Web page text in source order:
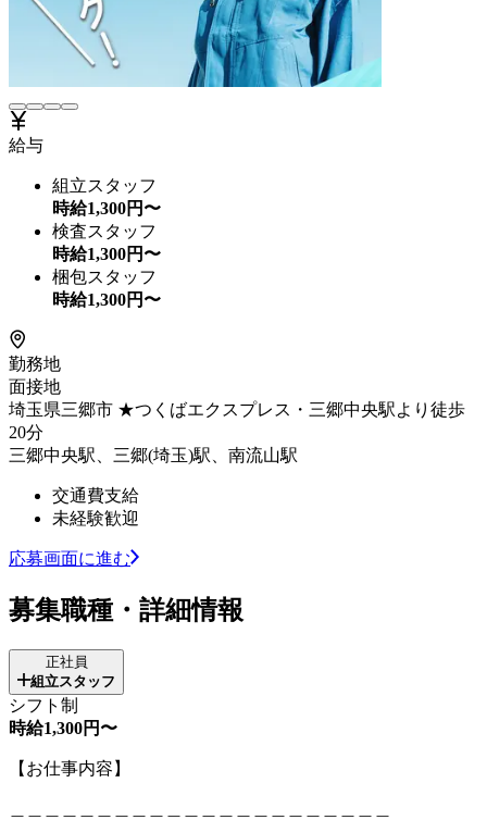
給与
組立スタッフ
時給1,300円〜
検査スタッフ
時給1,300円〜
梱包スタッフ
時給1,300円〜
勤務地
面接地
埼玉県三郷市 ★つくばエクスプレス・三郷中央駅より徒歩
20分
三郷中央駅、三郷(埼玉)駅、南流山駅
交通費支給
未経験歓迎
応募画面に進む
募集職種・詳細情報
正社員
組立スタッフ
シフト制
時給1,300円〜
【お仕事内容】